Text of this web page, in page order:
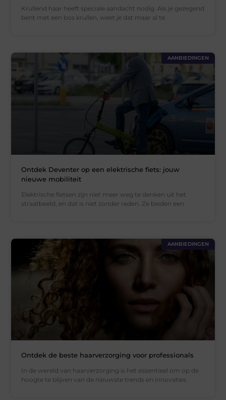
Krullend haar heeft speciale aandacht nodig. Als je gezegend
bent met een bos krullen, weet je dat maar al te
AANBIEDINGEN
Ontdek Deventer op een elektrische fiets: jouw
nieuwe mobiliteit
Elektrische fietsen zijn niet meer weg te denken uit het
straatbeeld, en dat is niet zonder reden. Ze bieden een
AANBIEDINGEN
Ontdek de beste haarverzorging voor professionals
In de wereld van haarverzorging is het essentieel om op de
hoogte te blijven van de nieuwste trends en innovaties.